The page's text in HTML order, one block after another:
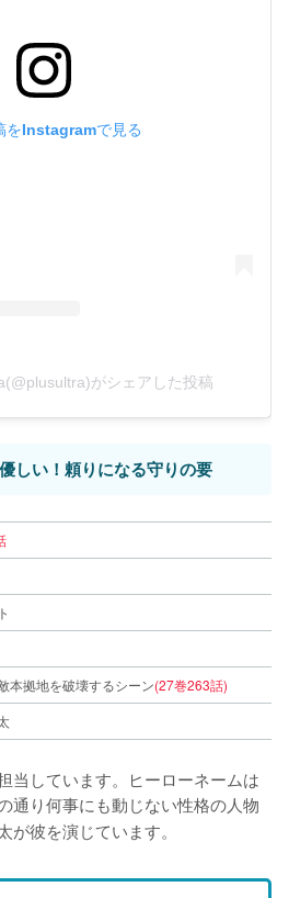
をInstagramで見る
がシェアした投稿
しい！頼りになる守りの要
本拠地を破壊するシーン(27巻263話)
当しています。ヒーローネームは
通り何事にも動じない性格の人物
彼を演じています。